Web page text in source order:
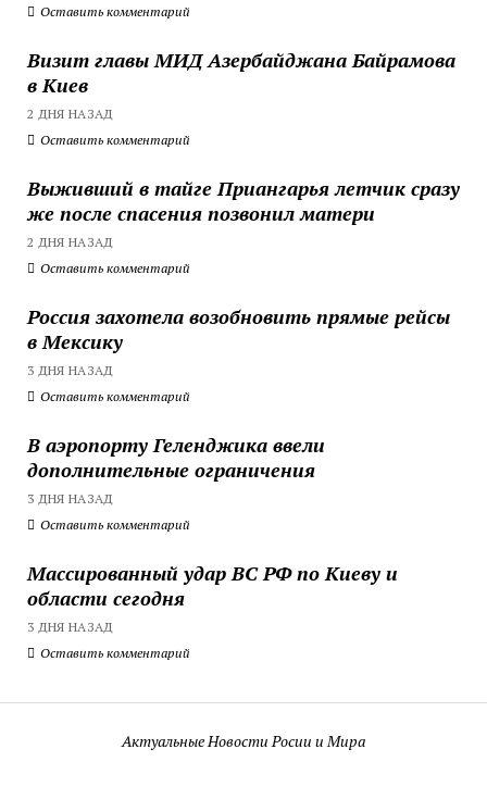
Оставить комментарий
Визит главы МИД Азербайджана Байрамова
в Киев
2 ДНЯ НАЗАД
Оставить комментарий
Выживший в тайге Приангарья летчик сразу
же после спасения позвонил матери
2 ДНЯ НАЗАД
Оставить комментарий
Россия захотела возобновить прямые рейсы
в Мексику
3 ДНЯ НАЗАД
Оставить комментарий
В аэропорту Геленджика ввели
дополнительные ограничения
3 ДНЯ НАЗАД
Оставить комментарий
Массированный удар ВС РФ по Киеву и
области сегодня
3 ДНЯ НАЗАД
Оставить комментарий
Актуальные Новости Росии и Мира